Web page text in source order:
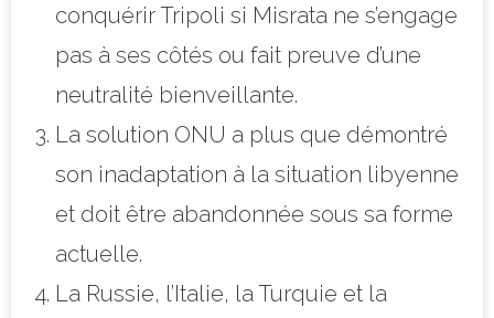
conquérir Tripoli si Misrata ne s’engage
pas à ses côtés ou fait preuve d’une
neutralité bienveillante.
La solution ONU a plus que démontré
son inadaptation à la situation libyenne
et doit être abandonnée sous sa forme
actuelle.
La Russie, l’Italie, la Turquie et la